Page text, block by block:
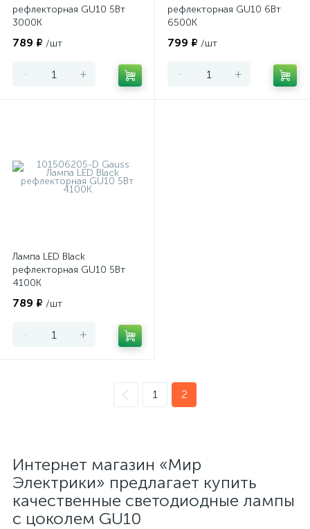
рефлекторная GU10 5Вт
3000К
789 ₽ /шт
- +
рефлекторная GU10 6Вт
6500К
799 ₽ /шт
- +
Лампа LED Black
рефлекторная GU10 5Вт
4100К
789 ₽ /шт
- +
1 2
Интернет магазин «Мир
Электрики» предлагает купить
качественные светодиодные лампы
с цоколем GU10